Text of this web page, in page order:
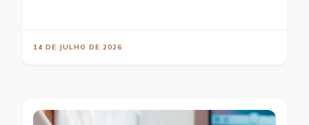
14 DE JULHO DE 2026